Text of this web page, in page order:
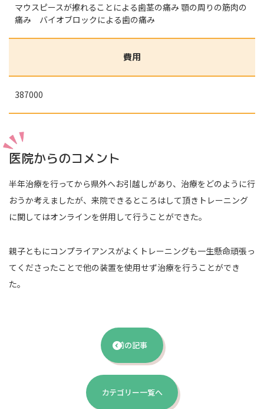
マウスピースが擦れることによる歯茎の痛み 顎の周りの筋肉の
痛み バイオブロックによる歯の痛み
費用
387000
医院からのコメント
半年治療を行ってから県外へお引越しがあり、治療をどのように行
おうか考えましたが、来院できるところはして頂きトレーニング
に関してはオンラインを併用して行うことができた。
親子ともにコンプライアンスがよくトレーニングも一生懸命頑張っ
てくださったことで他の装置を使用せず治療を行うことができ
た。
前の記事
カテゴリー一覧へ